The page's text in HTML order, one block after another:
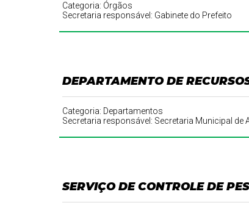
Categoria: Órgãos
Secretaria responsável: Gabinete do Prefeito
DEPARTAMENTO DE
Categoria: Departamentos
Secretaria responsável: Secretaria Municipal
SERVIÇO DE CONTROLE DE